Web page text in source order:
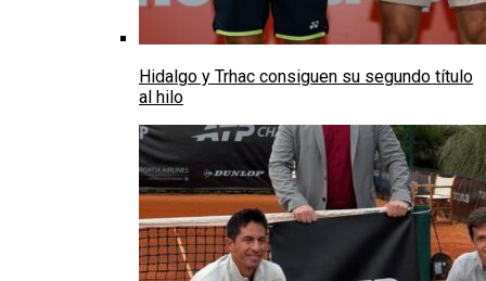
Hidalgo y Trhac consiguen su segundo título
al hilo